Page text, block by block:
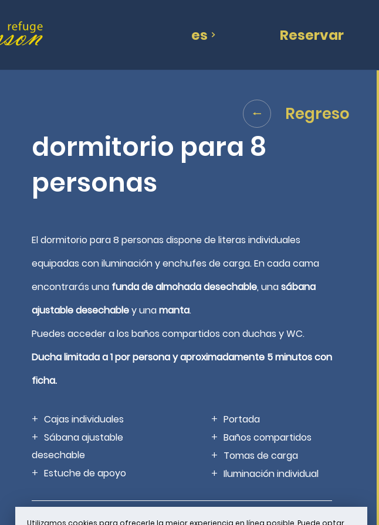
es Reservar
Regreso
dormitorio para 8
personas
El dormitorio para 8 personas dispone de literas individuales
equipadas con iluminación y enchufes de carga. En cada cama
encontrarás una funda de almohada desechable, unasábana
ajustable desechabley unamanta.
Puedes acceder a los baños compartidos con duchas y WC.
Ducha limitada a 1 por persona y aproximadamente 5 minutos con
ficha.
Cajas individuales
Sábana ajustable
desechable
Estuche de apoyo
Portada
Baños compartidos
Tomas de carga
Iluminación individual
Utilizamos cookies para ofrecerle la mejor experiencia en línea posible. Puede optar